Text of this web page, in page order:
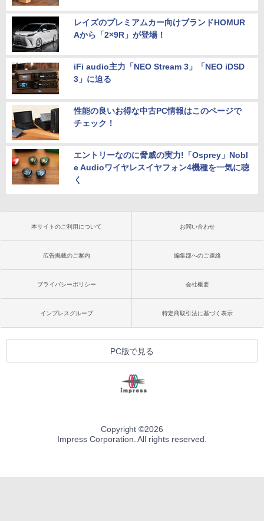
レイズのプレミアムカー向けブランドHOMUR
Aから「2×9R」が登場！
iFi audio主力「NEO Stream 3」「NEO iDSD
3」に迫る
性能の良いお得な中古PC情報はこのページで
チェック！
エントリーなのに脅威の実力!「Osprey」Nobl
e Audioワイヤレスイヤフォン4機種を一気に聴
く
本サイトのご利用について お問い合わせ
広告掲載のご案内 編集部へのご連絡
プライバシーポリシー 会社概要
インプレスグループ 特定商取引法に基づく表示
PC版で見る
Copyright ©2026
Impress Corporation. All rights reserved.